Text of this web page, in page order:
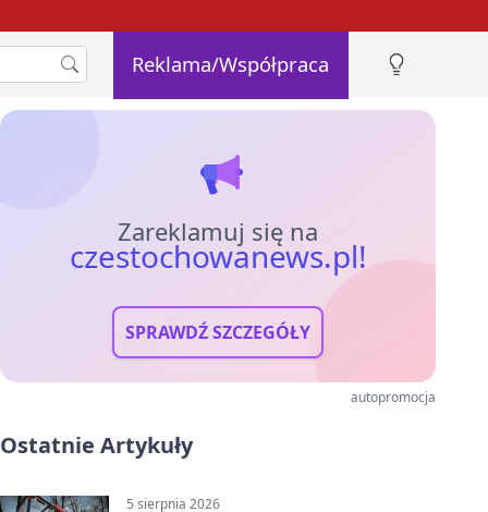
Reklama/Współpraca
Zareklamuj się na
czestochowanews.pl!
SPRAWDŹ SZCZEGÓŁY
autopromocja
Ostatnie Artykuły
5 sierpnia 2026